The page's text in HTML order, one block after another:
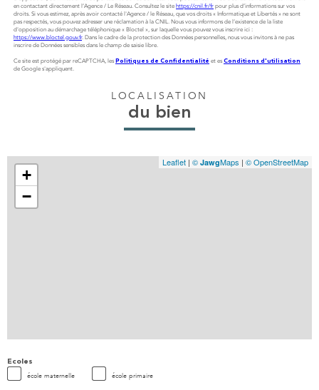
en contactant directement l’Agence / Le Réseau. Consultez le sitehttps://cnil.fr/frpour plus d’informations sur vos
droits. Si vous estimez, après avoir contacté l'Agence / le Réseau, que vos droits « Informatique et Libertés » ne sont
pas respectés, vous pouvez adresser une réclamation à la CNIL. Nous vous informons de l’existence de la liste
d'opposition au démarchage téléphonique « Bloctel », sur laquelle vous pouvez vous inscrire ici :
https://www.bloctel.gouv.fr. Dans le cadre de la protection des Données personnelles, nous vous invitons à ne pas
inscrire de Données sensibles dans le champ de saisie libre.
Ce site est protégé par reCAPTCHA, les Politiques de Confidentialité et es Conditions d'utilisation
de Google s'appliquent.
LOCALISATION
du bien
+
−
Leaflet | © JawgMaps | © OpenStreetMap
Ecoles
école maternelle école primaire